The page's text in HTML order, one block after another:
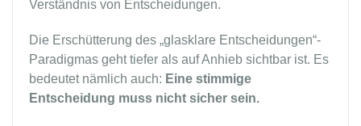
Verständnis von Entscheidungen.
Die Erschütterung des „glasklare Entscheidungen“-
Paradigmas geht tiefer als auf Anhieb sichtbar ist. Es
bedeutet nämlich auch: Eine stimmige
Entscheidung muss nicht sicher sein.